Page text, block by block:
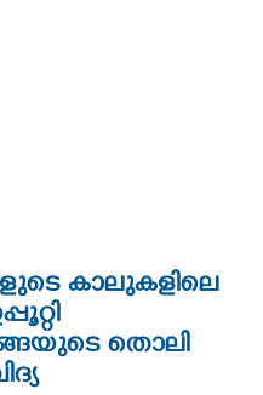
കാലുകളിലെ
തൊലി